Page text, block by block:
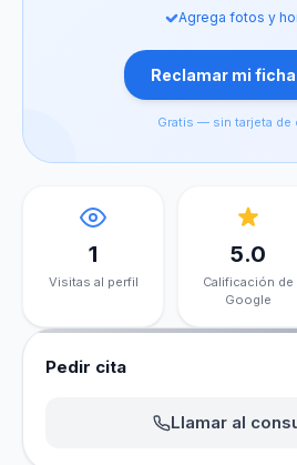
Agrega fotos y
Reclamar mi
Gratis — sin tarjeta de
1
Visitas al perfil
5.0
Calificación de
Google
Pedir cita
Llamar al